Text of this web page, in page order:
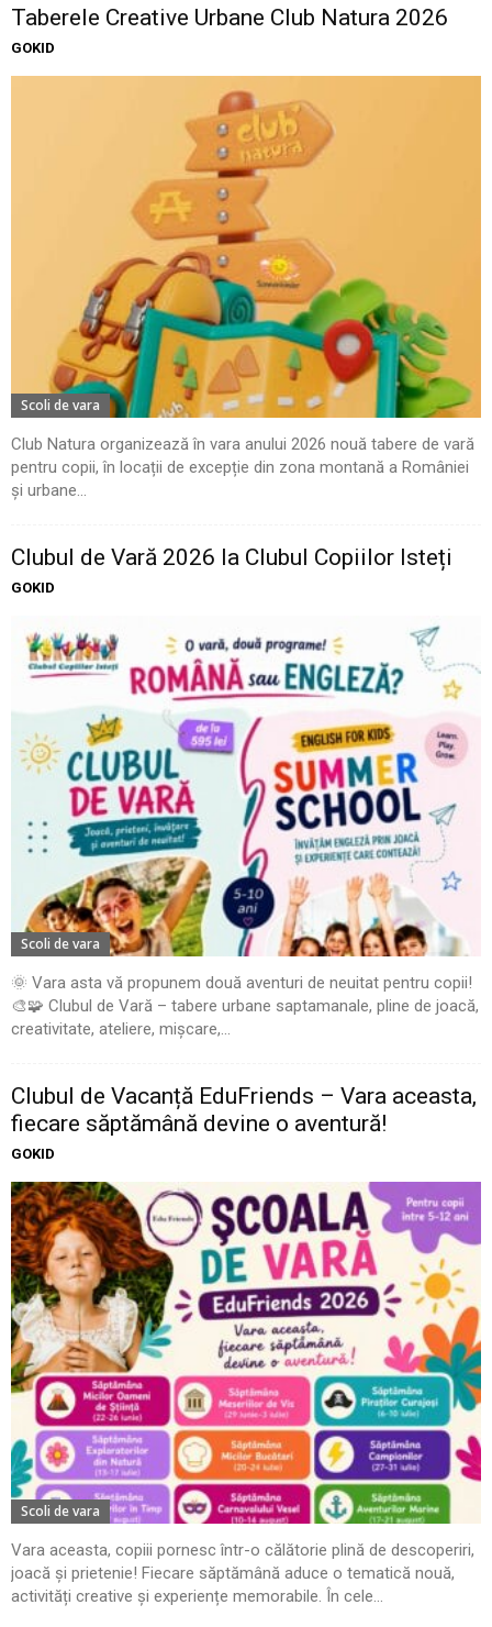
Taberele Creative Urbane Club Natura 2026
GOKID
Scoli de vara
Club Natura organizează în vara anului 2026 nouă tabere de vară
pentru copii, în locații de excepție din zona montană a României
și urbane...
Clubul de Vară 2026 la Clubul Copiilor Isteți
GOKID
Scoli de vara
🌞 Vara asta vă propunem două aventuri de neuitat pentru copii!
🎨🧩 Clubul de Vară – tabere urbane saptamanale, pline de joacă,
creativitate, ateliere, mișcare,...
Clubul de Vacanță EduFriends – Vara aceasta,
fiecare săptămână devine o aventură!
GOKID
Scoli de vara
Vara aceasta, copiii pornesc într-o călătorie plină de descoperiri,
joacă și prietenie! Fiecare săptămână aduce o tematică nouă,
activități creative și experiențe memorabile. În cele...